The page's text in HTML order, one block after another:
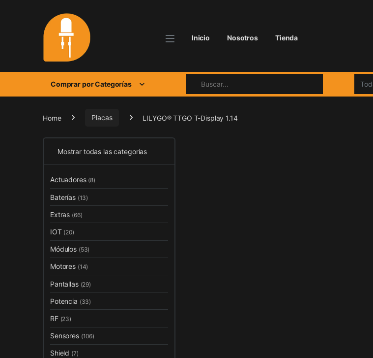
Inicio Nosotros Tienda
Comprar por Categorías
Home Placas LILYGO® TTGO T-Display 1.14
Mostrar todas las categorías
Actuadores (8)
Baterías (13)
Extras (66)
IOT (20)
Módulos (53)
Motores (14)
Pantallas (29)
Potencia (33)
RF (23)
Sensores (106)
Shield (7)